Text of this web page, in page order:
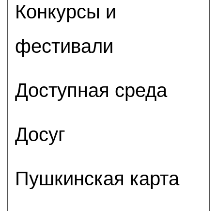
Конкурсы и
фестивали
Доступная среда
Досуг
Пушкинская карта